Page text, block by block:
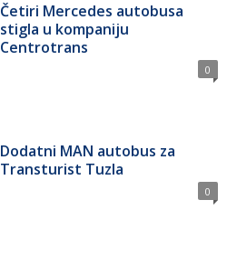
Četiri Mercedes autobusa
stigla u kompaniju
Centrotrans
0
Dodatni MAN autobus za
Transturist Tuzla
0